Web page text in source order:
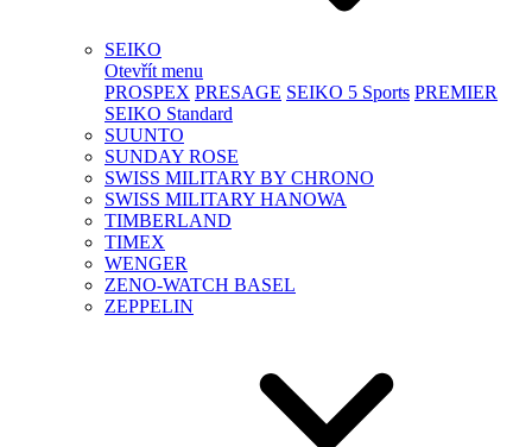
SEIKO
Otevřít menu
PROSPEX PRESAGE SEIKO 5 Sports PREMIER
SEIKO Standard
SUUNTO
SUNDAY ROSE
SWISS MILITARY BY CHRONO
SWISS MILITARY HANOWA
TIMBERLAND
TIMEX
WENGER
ZENO-WATCH BASEL
ZEPPELIN